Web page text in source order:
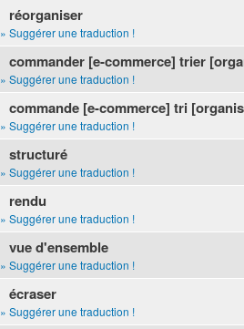
réorganiser
» Suggérer une traduction !
commander [e-commerce] trier
» Suggérer une traduction !
commande [e-commerce] tri
» Suggérer une traduction !
structuré
» Suggérer une traduction !
rendu
» Suggérer une traduction !
vue d'ensemble
» Suggérer une traduction !
écraser
» Suggérer une traduction !